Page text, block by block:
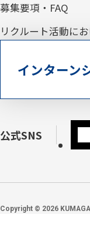
募集要項・FAQ
リクルート活動に
インターン
公式SNS
Copyright © 2026